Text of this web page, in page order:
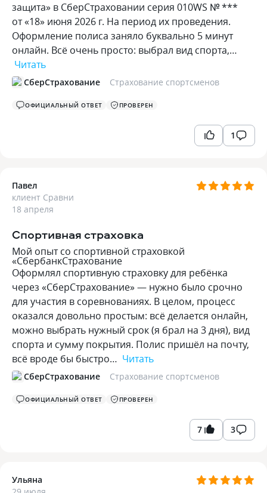
защита» в СберСтраховании серия 010WS № ***
от «18» июня 2026 г. На период их проведения.
Оформление полиса заняло буквально 5 минут
онлайн. Всё очень просто: выбрал вид спорта,…
Читать
СберСтрахование Страхование спортсменов
ОФИЦИАЛЬНЫЙ ОТВЕТ ПРОВЕРЕН
1
Павел
клиент Сравни
18 апреля
Спортивная страховка
Мой опыт со спортивной страховкой
«СбербанкСтрахование
Оформлял спортивную страховку для ребёнка
через «СберСтрахование» — нужно было срочно
для участия в соревнованиях. В целом, процесс
оказался довольно простым: всё делается онлайн,
можно выбрать нужный срок (я брал на 3 дня), вид
спорта и сумму покрытия. Полис пришёл на почту,
всё вроде бы быстро… Читать
СберСтрахование Страхование спортсменов
ОФИЦИАЛЬНЫЙ ОТВЕТ ПРОВЕРЕН
7 3
Ульяна